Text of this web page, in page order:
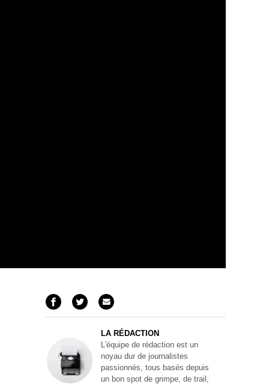
LA RÉDACTION
L'équipe de rédaction est un
noyau dur de journalistes
passionnés, tous basés depuis
un bon spot de grimpe, de trail,